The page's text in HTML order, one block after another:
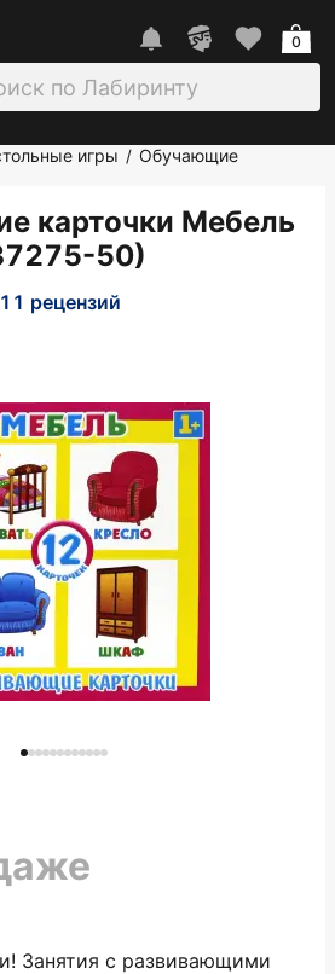
0
игры / Обучающие
карточки Мебель
50)
11 рецензий
Занятия с развивающими